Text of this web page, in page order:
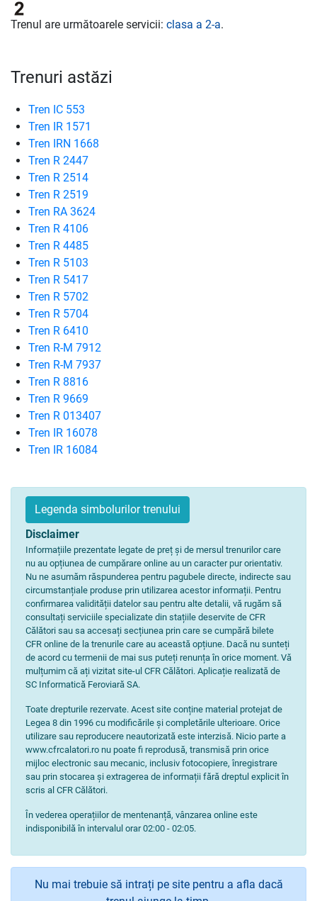
Trenul are următoarele servicii: clasa a 2-a.
Trenuri astăzi
Tren IC 553
Tren IR 1571
Tren IRN 1668
Tren R 2447
Tren R 2514
Tren R 2519
Tren RA 3624
Tren R 4106
Tren R 4485
Tren R 5103
Tren R 5417
Tren R 5702
Tren R 5704
Tren R 6410
Tren R-M 7912
Tren R-M 7937
Tren R 8816
Tren R 9669
Tren R 013407
Tren IR 16078
Tren IR 16084
Legenda simbolurilor trenului
Disclaimer
Informațiile prezentate legate de preț și de mersul trenurilor care
nu au opțiunea de cumpărare online au un caracter pur orientativ.
Nu ne asumăm răspunderea pentru pagubele directe, indirecte sau
circumstanțiale produse prin utilizarea acestor informații. Pentru
confirmarea validității datelor sau pentru alte detalii, vă rugăm să
consultați serviciile specializate din stațiile deservite de CFR
Călători sau sa accesați secțiunea prin care se cumpără bilete
CFR online de la trenurile care au această opțiune. Dacă nu sunteți
de acord cu termenii de mai sus puteți renunța în orice moment. Vă
mulțumim că ați vizitat site-ul CFR Călători. Aplicație realizată de
SC Informatică Feroviară SA.
Toate drepturile rezervate. Acest site conține material protejat de
Legea 8 din 1996 cu modificările și completările ulterioare. Orice
utilizare sau reproducere neautorizată este interzisă. Nicio parte a
www.cfrcalatori.ro nu poate fi reprodusă, transmisă prin orice
mijloc electronic sau mecanic, inclusiv fotocopiere, înregistrare
sau prin stocarea și extragerea de informații fără dreptul explicit în
scris al CFR Călători.
În vederea operațiilor de mentenanță, vânzarea online este
indisponibilă în intervalul orar 02:00 - 02:05.
Nu mai trebuie să intrați pe site pentru a afla dacă